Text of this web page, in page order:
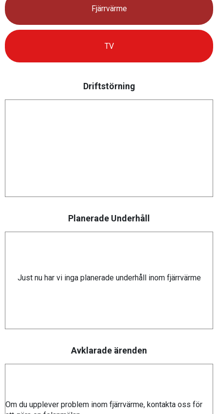
Fjärrvärme
TV
Driftstörning
Planerade Underhåll
Just nu har vi inga planerade underhåll inom fjärrvärme
Avklarade ärenden
Om du upplever problem inom fjärrvärme, kontakta oss för